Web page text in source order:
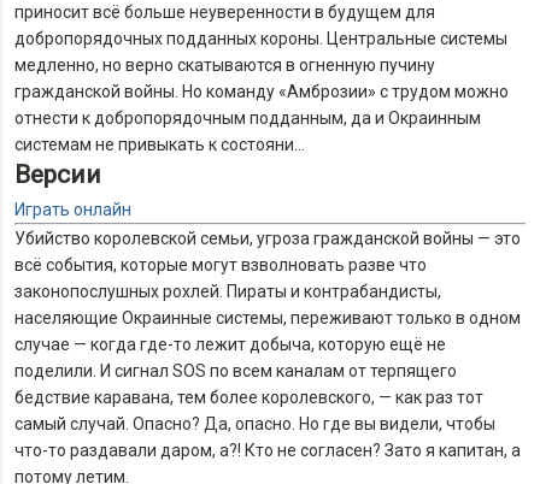
приносит всё больше неуверенности в будущем для
добропорядочных подданных короны. Центральные системы
медленно, но верно скатываются в огненную пучину
гражданской войны. Но команду «Амброзии» с трудом можно
отнести к добропорядочным подданным, да и Окраинным
системам не привыкать к состояни…
Версии
Играть онлайн
Убийство королевской семьи, угроза гражданской войны — это
всё события, которые могут взволновать разве что
законопослушных рохлей. Пираты и контрабандисты,
населяющие Окраинные системы, переживают только в одном
случае — когда где-то лежит добыча, которую ещё не
поделили. И сигнал SOS по всем каналам от терпящего
бедствие каравана, тем более королевского, — как раз тот
самый случай. Опасно? Да, опасно. Но где вы видели, чтобы
что-то раздавали даром, а?! Кто не согласен? Зато я капитан, а
потому летим.